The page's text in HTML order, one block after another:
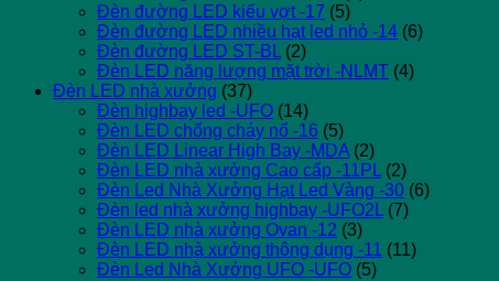
Đèn đường LED kiểu vợt -17 (5)
Đèn đường LED nhiều hạt led nhỏ -14 (6)
Đèn đường LED ST-BL (2)
Đèn LED năng lượng mặt trời -NLMT (4)
Đèn LED nhà xưởng (37)
Đèn highbay led -UFO (14)
Đèn LED chống cháy nổ -16 (5)
Đèn LED Linear High Bay -MDA (2)
Đèn LED nhà xưởng Cao cấp -11PL (2)
Đèn Led Nhà Xưởng Hạt Led Vàng -30 (6)
Đèn led nhà xưởng highbay -UFO2L (7)
Đèn LED nhà xưởng Ovan -12 (3)
Đèn LED nhà xưởng thông dụng -11 (11)
Đèn Led Nhà Xưởng UFO -UFO (5)